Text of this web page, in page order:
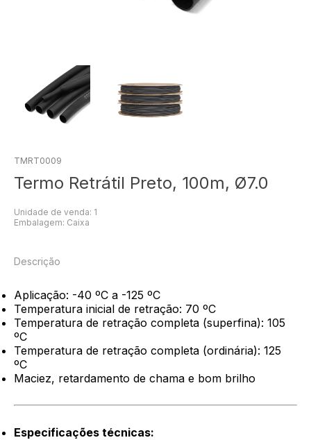
TMRT0009
Termo Retrátil Preto, 100m, Ø7.0
Unidade de venda: 1
Embalagem: Caixa
Descrição
Aplicação: -40 ºC a -125 ºC
Temperatura inicial de retração: 70 ºC
Temperatura de retração completa (superfina): 105
ºC
Temperatura de retração completa (ordinária): 125
ºC
Maciez, retardamento de chama e bom brilho
Especificações técnicas: